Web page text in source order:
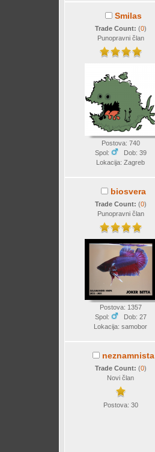
Smilas
Trade Count: (0)
Punopravni član
Postova: 740
Spol:
Dob: 39
Lokacija: Zagreb
biosvera
Trade Count: (0)
Punopravni član
Postova: 1357
Spol:
Dob: 27
Lokacija: samobor
neznamnista
Trade Count: (0)
Novi član
Postova: 30